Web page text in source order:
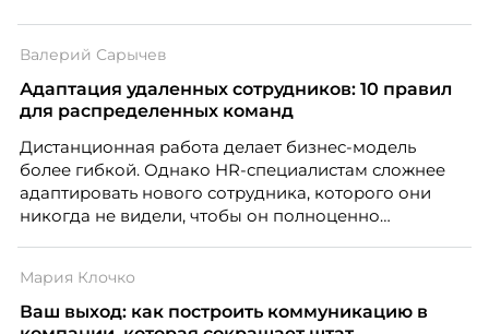
Валерий Сарычев
Адаптация удаленных сотрудников: 10 правил
для распределенных команд
Дистанционная работа делает бизнес-модель
более гибкой. Однако HR-специалистам сложнее
адаптировать нового сотрудника, которого они
никогда не видели, чтобы он полноценно
Мария Клочко
Ваш выход: как построить коммуникацию в